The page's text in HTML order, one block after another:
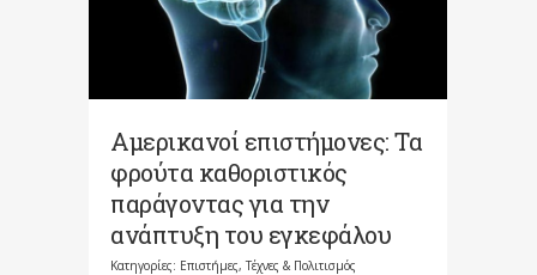
Αμερικανοί επιστήμονες: Τα
φρούτα καθοριστικός
παράγοντας για την
ανάπτυξη του εγκεφάλου
Κατηγορίες: Επιστήμες, Τέχνες & Πολιτισμός